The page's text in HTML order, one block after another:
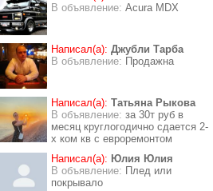
В объявление: Acura MDX
Написал(а): Джубли Тарба
В объявление: Продажна
Написал(а): Татьяна Рыкова
В объявление: за 30т руб в
месяц круглогодично сдается 2-
х ком кв с евроремонтом
Написал(а): Юлия Юлия
В объявление: Плед или
покрывало